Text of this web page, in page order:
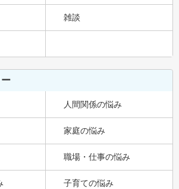
雑談
人間関係の悩み
家庭の悩み
職場・仕事の悩み
子育ての悩み